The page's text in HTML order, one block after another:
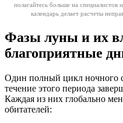
полагайтесь больше на
календарь делает расчеты
Фазы луны и их
благоприятные
Один полный цикл ночного
течение этого периода
Каждая из них глобально
обитателей: